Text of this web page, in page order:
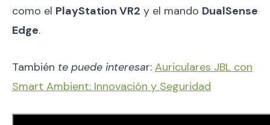
como el PlayStation VR2 y el mando DualSense
Edge.
También te puede interesar: Auriculares JBL con
Smart Ambient: Innovación y Seguridad